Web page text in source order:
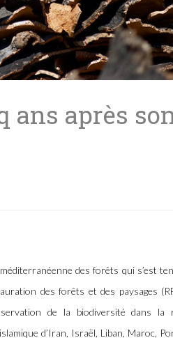
ans après
méditerranéenne des forêts qui s’est
des forêts et des paysages
de la biodiversité dans la
d’Iran, Israël, Liban, Maroc,